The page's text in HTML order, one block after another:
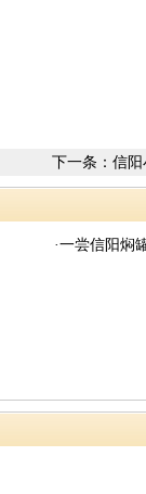
下一条： 信阳
·一尝信阳焖